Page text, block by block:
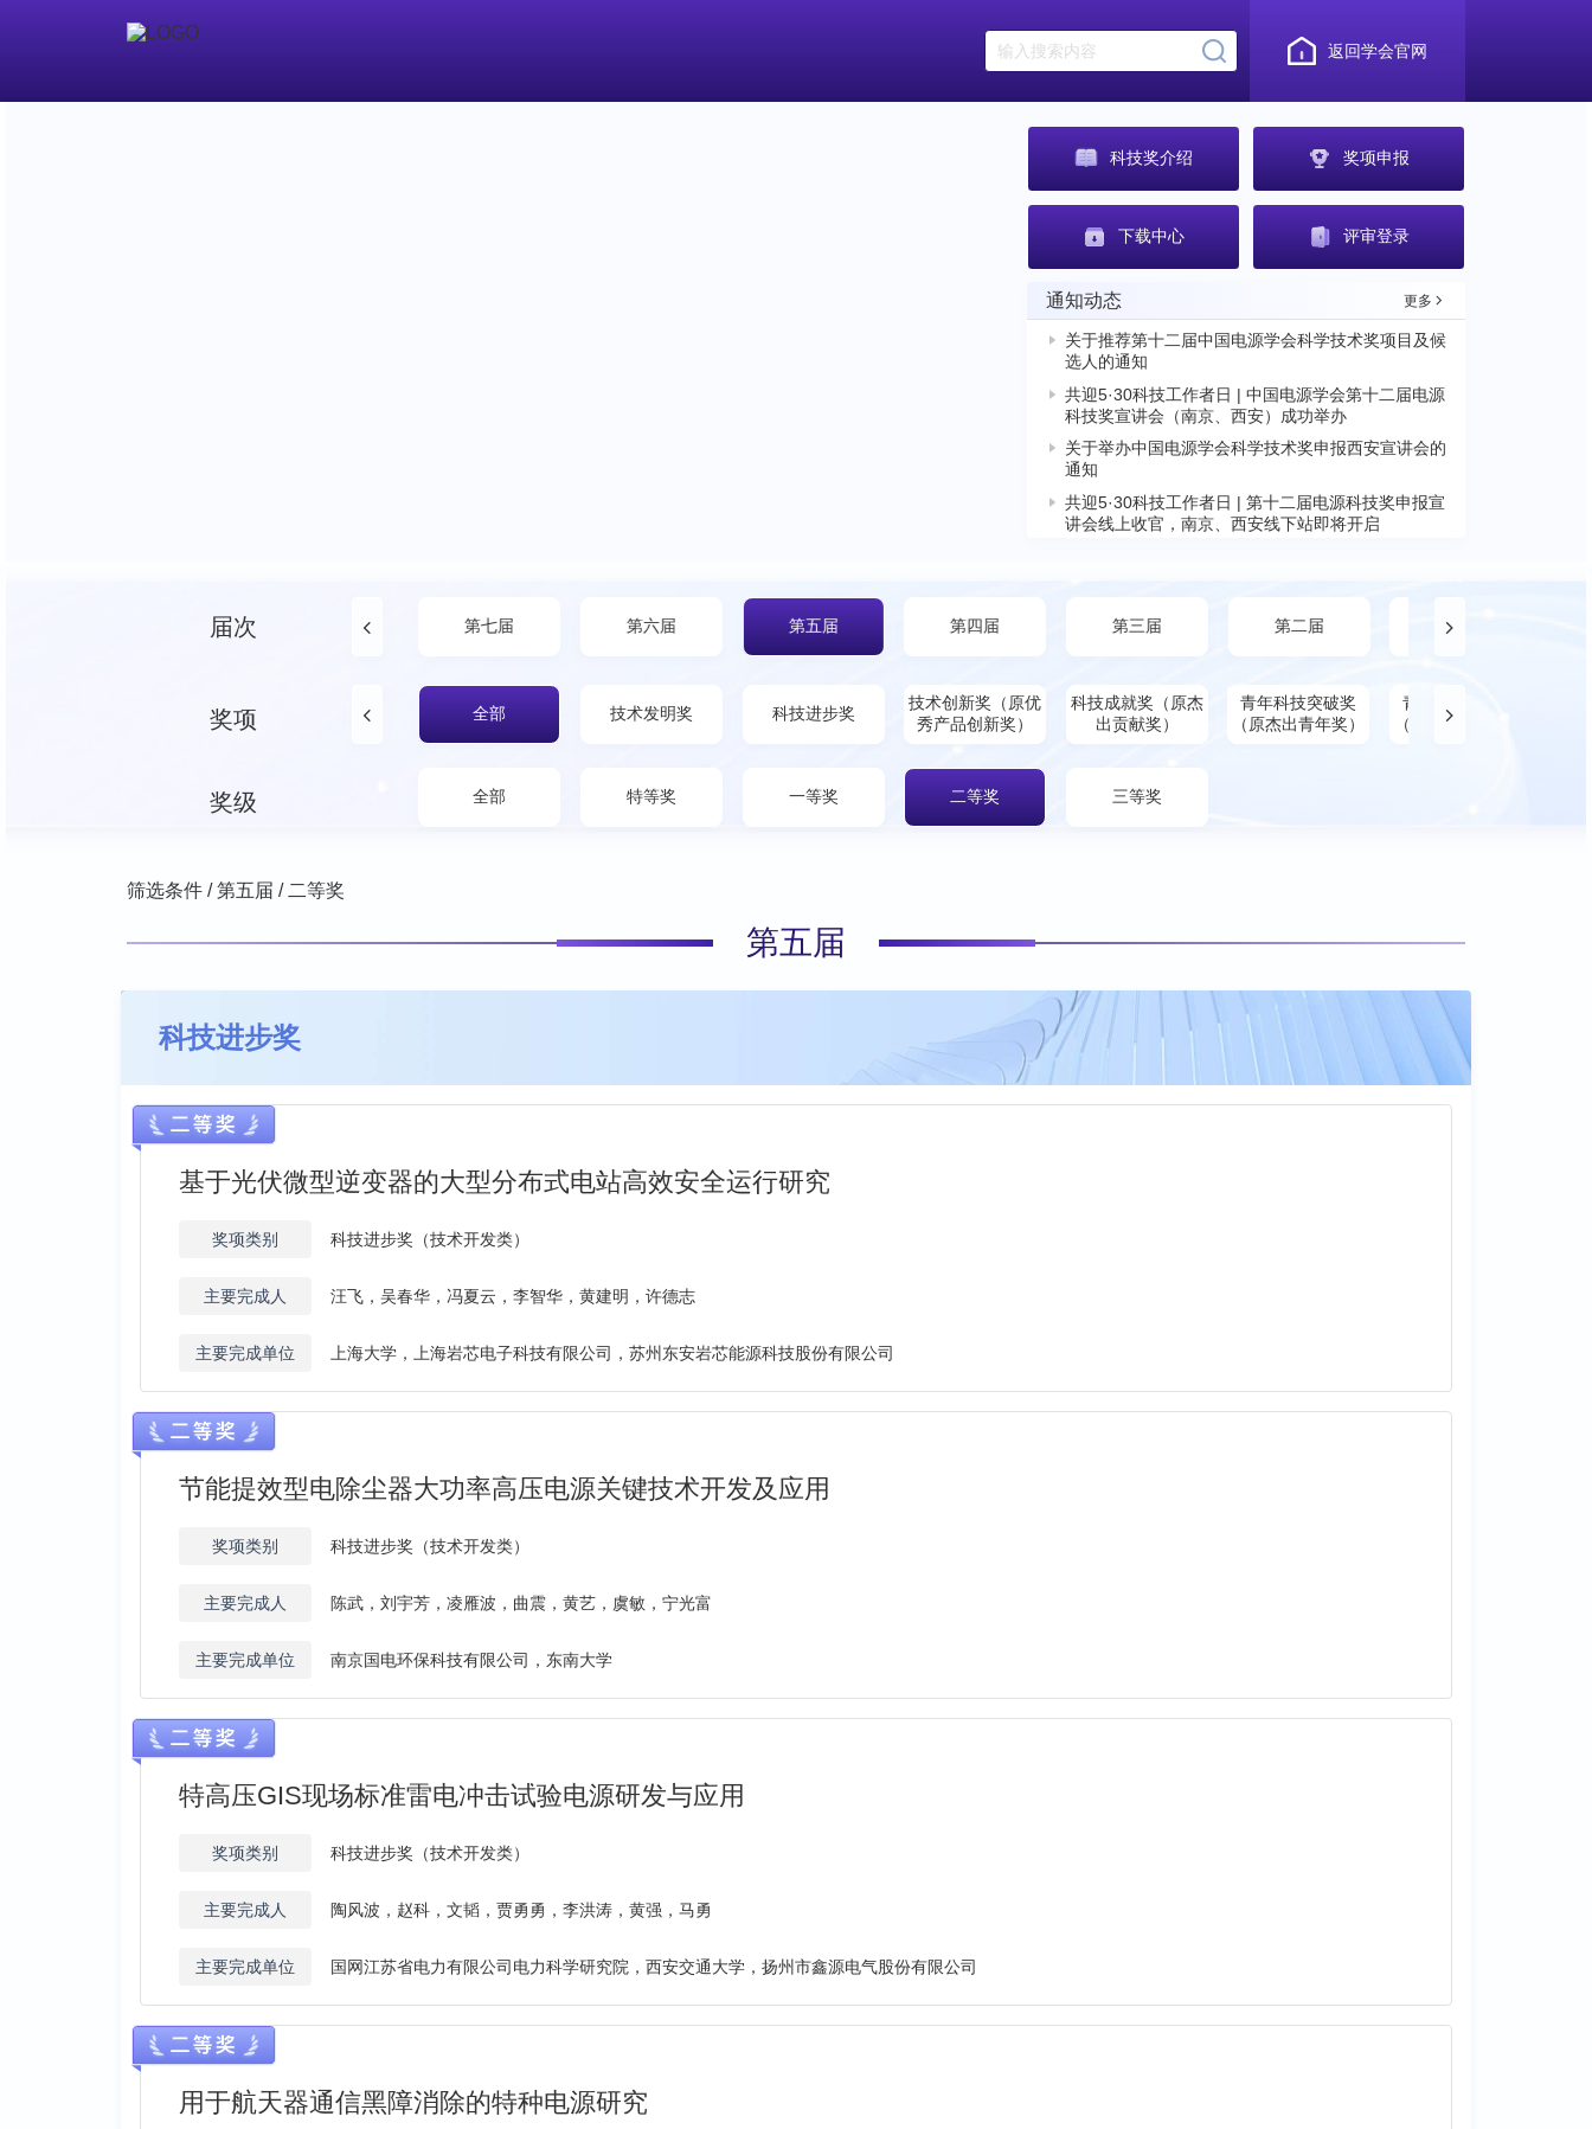
返回学会官网
科技奖介绍 奖项申报
下载中心 评审登录
通知动态 更多
关于推荐第十二届中国电源学会科学技术奖项目及候
选人的通知
共迎5·30科技工作者日 | 中国电源学会第十二届电源
科技奖宣讲会（南京、西安）成功举办
关于举办中国电源学会科学技术奖申报西安宣讲会的
通知
共迎5·30科技工作者日 | 第十二届电源科技奖申报宣
讲会线上收官，南京、西安线下站即将开启
届次 第七届 第六届 第五届 第四届 第三届 第二届 第一届
奖项 全部 技术发明奖 科技进步奖
技术创新奖（原优
秀产品创新奖）
科技成就奖（原杰
出贡献奖）
青年科技突破奖
（原杰出青年奖）
青年科技创新奖
（原优秀青年奖）
奖级 全部 特等奖 一等奖 二等奖 三等奖
筛选条件 /第五届 / 二等奖
第五届
科技进步奖
基于光伏微型逆变器的大型分布式电站高效安全运行研究
奖项类别 科技进步奖（技术开发类）
主要完成人 汪飞，吴春华，冯夏云，李智华，黄建明，许德志
主要完成单位 上海大学，上海岩芯电子科技有限公司，苏州东安岩芯能源科技股份有限公司
节能提效型电除尘器大功率高压电源关键技术开发及应用
奖项类别 科技进步奖（技术开发类）
主要完成人 陈武，刘宇芳，凌雁波，曲震，黄艺，虞敏，宁光富
主要完成单位 南京国电环保科技有限公司，东南大学
特高压GIS现场标准雷电冲击试验电源研发与应用
奖项类别 科技进步奖（技术开发类）
主要完成人 陶风波，赵科，文韬，贾勇勇，李洪涛，黄强，马勇
主要完成单位 国网江苏省电力有限公司电力科学研究院，西安交通大学，扬州市鑫源电气股份有限公司
用于航天器通信黑障消除的特种电源研究